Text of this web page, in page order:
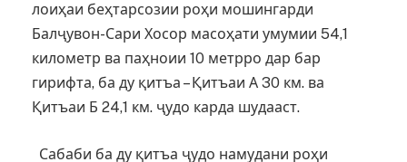
лоиҳаи беҳтарсозии роҳи мошингарди
Балҷувон-Сари Хосор масоҳати умумии 54,1
километр ва паҳноии 10 метрро дар бар
гирифта, ба ду қитъа – Қитъаи А 30 км. ва
Қитъаи Б 24,1 км. ҷудо карда шудааст.
Сабаби ба ду қитъа ҷудо намудани роҳи